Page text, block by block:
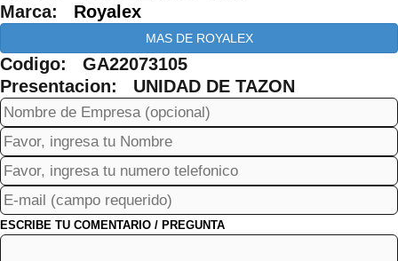
Marca: Royalex
MAS DE ROYALEX
Codigo: GA22073105
Presentacion: UNIDAD DE TAZON
ESCRIBE TU COMENTARIO / PREGUNTA